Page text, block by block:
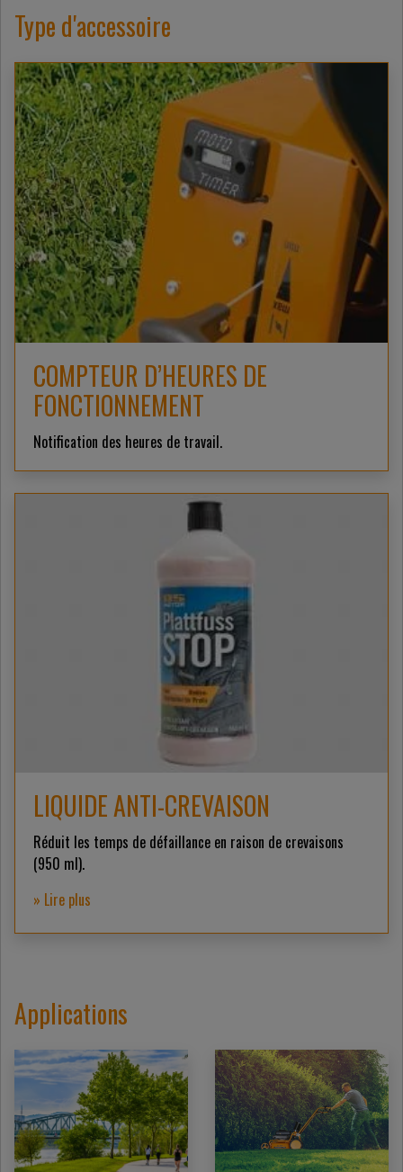
Type d'accessoire
COMPTEUR D’HEURES DE
FONCTIONNEMENT
Notification des heures de travail.
LIQUIDE ANTI-CREVAISON
Réduit les temps de défaillance en raison de crevaisons
(950 ml).
» Lire plus
Applications